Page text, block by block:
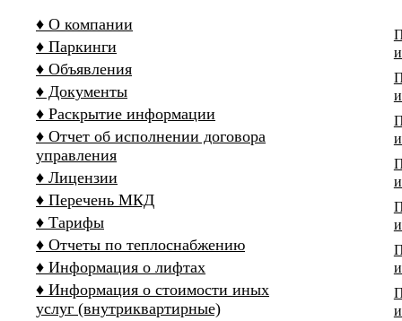
♦ О компании
♦ Паркинги
♦ Объявления
♦ Документы
♦ Раскрытие информации
♦ Отчет об исполнении договора
управления
♦ Лицензии
♦ Перечень МКД
♦ Тарифы
♦ Отчеты по теплоснабжению
♦ Информация о лифтах
♦ Информация о стоимости иных
услуг (внутриквартирные)